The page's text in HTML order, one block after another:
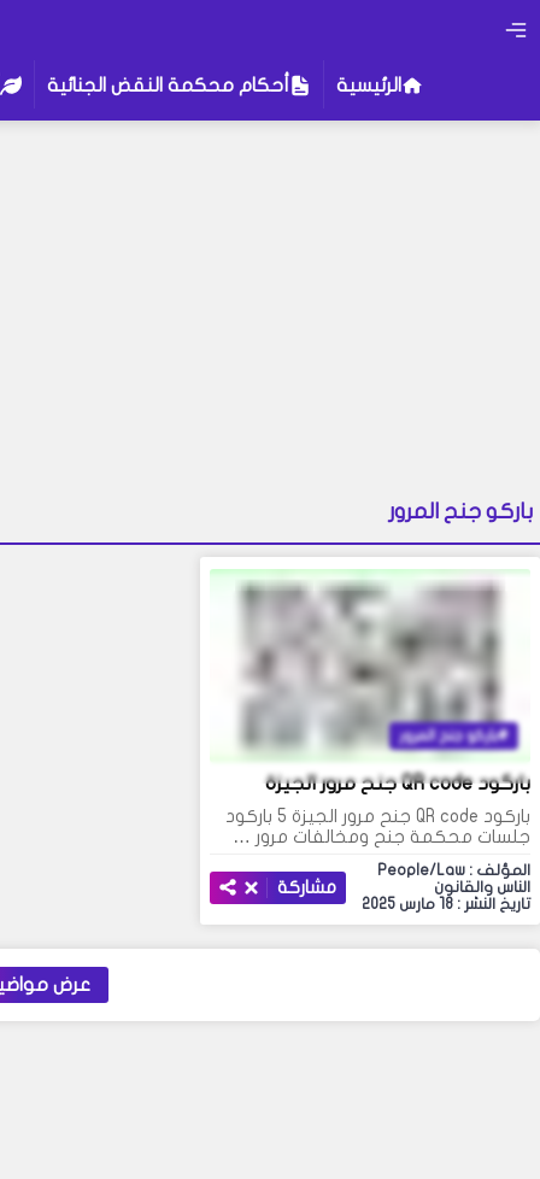
الرئيسية أحكام محكمة النقض الجنائية
باركو جنح المرور
باركو جنح المرور
باركود QR code جنح مرور الجيزة
باركود QR code جنح مرور الجيزة 5 باركود
جلسات محكمة جنح ومخالفات مرور …
المؤلف : People/Law
الناس والقانون
تاريخ النشر : 18 مارس 2025
مشاركة
عرض